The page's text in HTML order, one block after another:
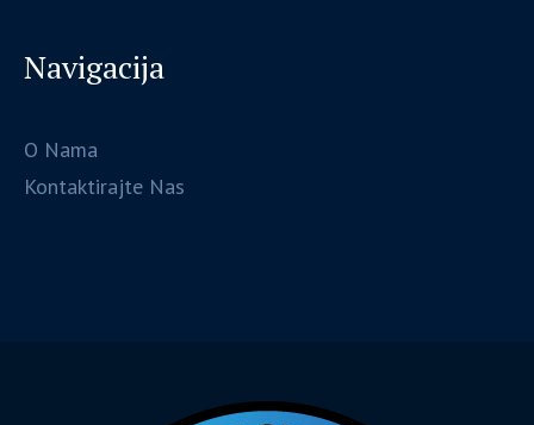
Navigacija
O Nama
Kontaktirajte Nas